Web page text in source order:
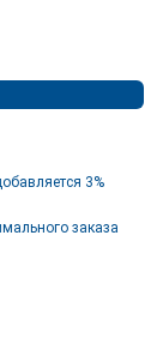
3%
заказа